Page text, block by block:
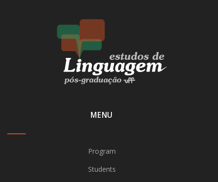
MENU
Program
Students